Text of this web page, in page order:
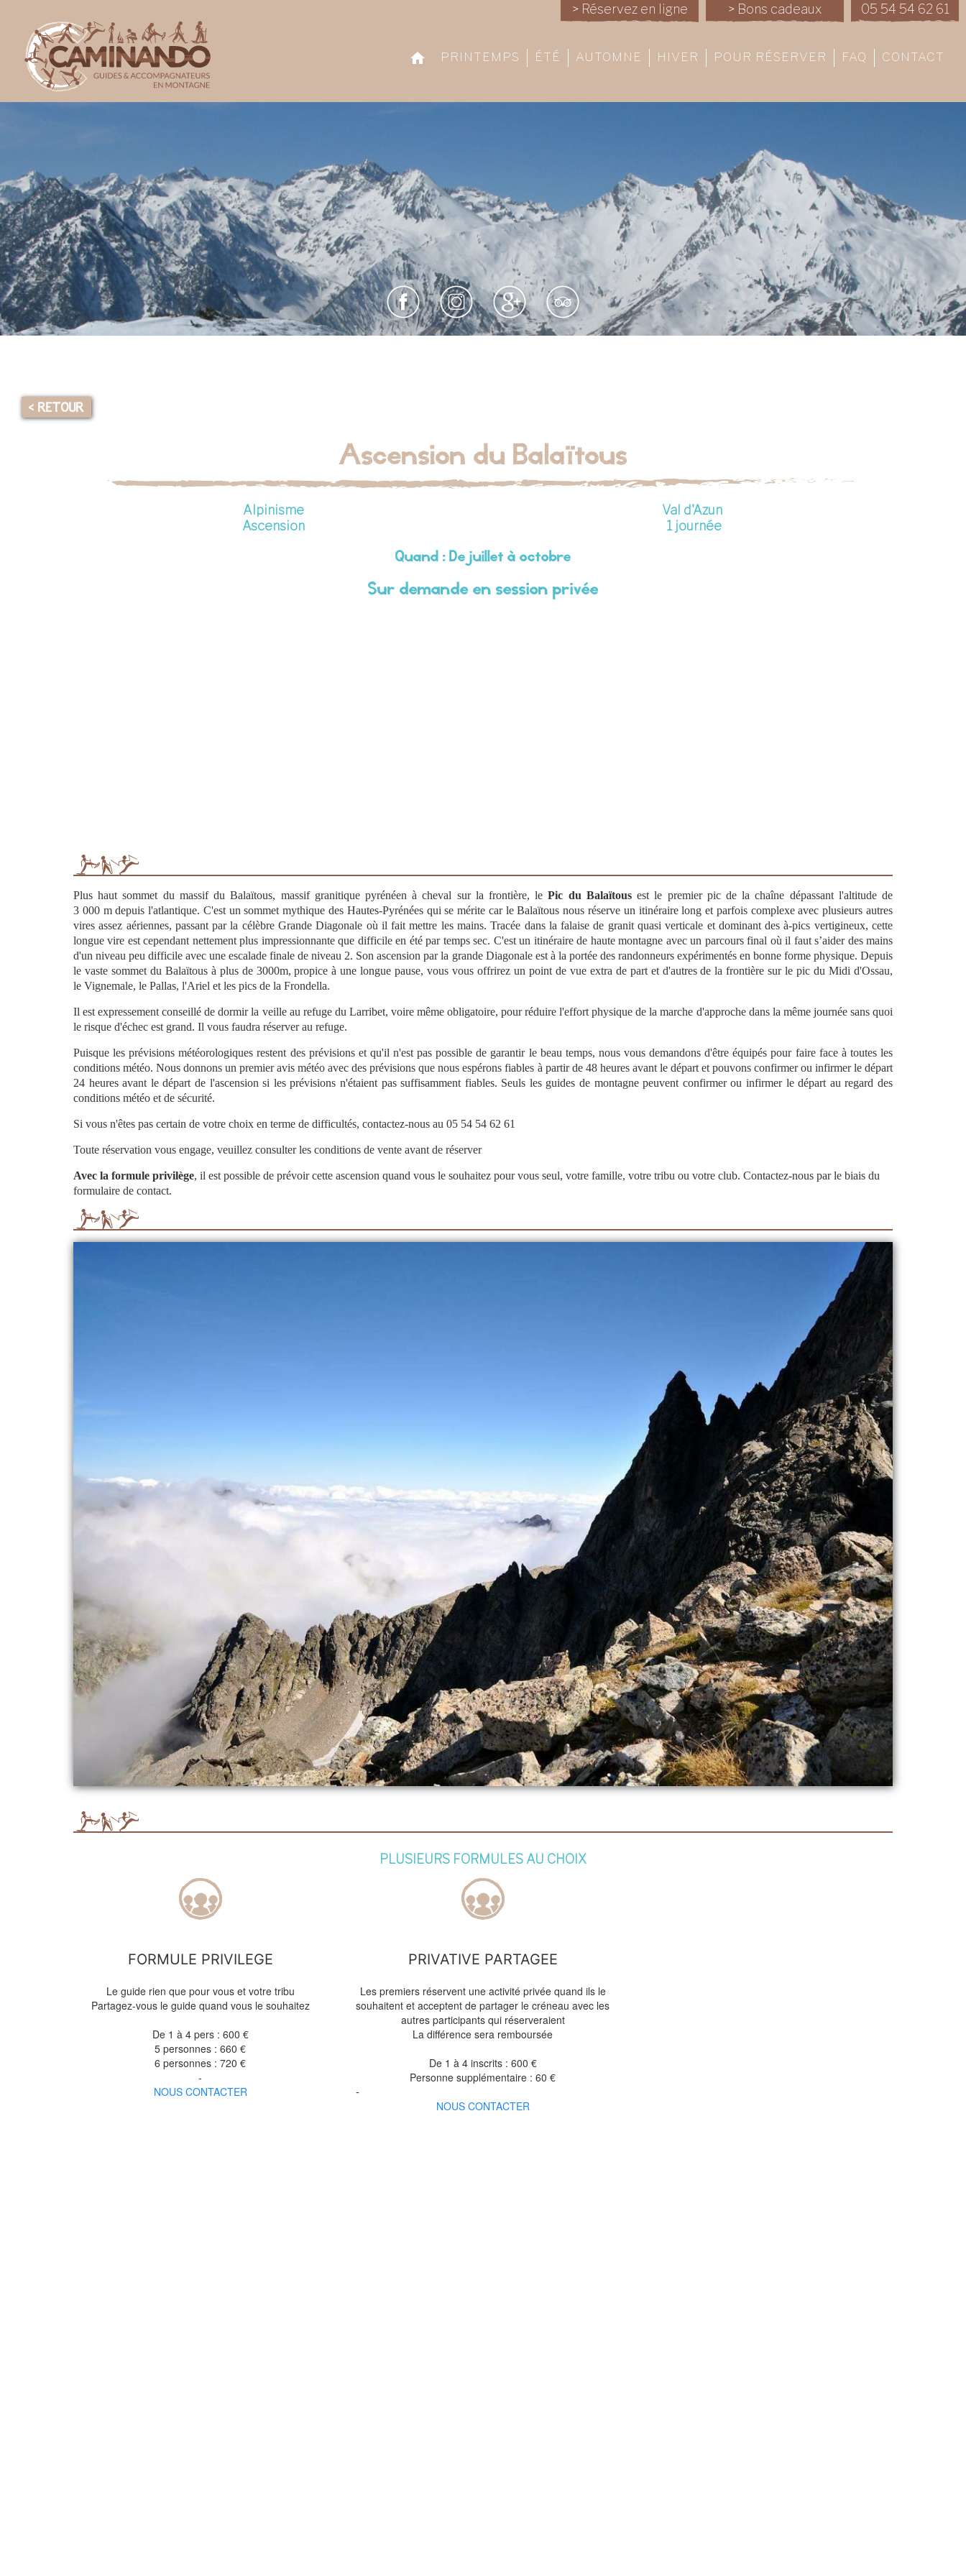
> Réservez en ligne > Bons cadeaux 05 54 54 62 61
PRINTEMPS ÉTÉ AUTOMNE HIVER POUR RÉSERVER FAQ CONTACT
< RETOUR
Ascension du Balaïtous
Alpinisme
Ascension
Val d'Azun
1 journée
Quand : De juillet à octobre
Sur demande en session privée
Plus haut sommet du massif du Balaïtous, massif granitique pyrénéen à cheval sur la frontière, lePic du Balaïtousest le premier pic de la chaîne dépassant l'altitude de
3 000 m depuis l'atlantique. C'est un sommet mythique des Hautes-Pyrénées qui se mérite car le Balaïtous nous réserve un itinéraire long et parfois complexe avec plusieurs autres
vires assez aériennes, passant par la célèbre Grande Diagonale où il fait mettre les mains. Tracée dans la falaise de granit quasi verticale et dominant des à-pics vertigineux, cette
longue vire est cependant nettement plus impressionnante que difficile en été par temps sec. C'est un itinéraire de haute montagne avec un parcours final où il faut s’aider des mains
d'un niveau peu difficile avec une escalade finale de niveau 2. Son ascension par la grande Diagonale est à la portée des randonneurs expérimentés en bonne forme physique. Depuis
le vaste sommet du Balaïtous à plus de 3000m, propice à une longue pause, vous vous offrirez un point de vue extra de part et d'autres de la frontière sur le pic du Midi d'Ossau,
le Vignemale, le Pallas, l'Ariel et les pics de la Frondella.
Il est expressement conseillé de dormir la veille au refuge du Larribet, voire même obligatoire, pour réduire l'effort physique de la marche d'approche dans la même journée sans quoi
le risque d'échec est grand. Il vous faudra réserver au refuge.
Puisque les prévisions météorologiques restent des prévisions et qu'il n'est pas possible de garantir le beau temps, nous vous demandons d'être équipés pour faire face à toutes les
conditions météo. Nous donnons un premier avis météo avec des prévisions que nous espérons fiables à partir de 48 heures avant le départ et pouvons confirmer ou infirmer le départ
24 heures avant le départ de l'ascension si les prévisions n'étaient pas suffisamment fiables. Seuls les guides de montagne peuvent confirmer ou infirmer le départ au regard des
conditions météo et de sécurité.
Si vous n'êtes pas certain de votre choix en terme de difficultés, contactez-nous au 05 54 54 62 61
Toute réservation vous engage, veuillez consulter les conditions de vente avant de réserver
Avec la formule privilège, il est possible de prévoir cette ascension quand vous le souhaitez pour vous seul, votre famille, votre tribu ou votre club. Contactez-nous par le biais du
formulaire de contact.
PLUSIEURS FORMULES AU CHOIX
FORMULE PRIVILEGE
Le guide rien que pour vous et votre tribu
Partagez-vous le guide quand vous le souhaitez
De 1 à 4 pers : 600 €
5 personnes : 660 €
6 personnes : 720 €
-
NOUS CONTACTER
PRIVATIVE PARTAGEE
Les premiers réservent une activité privée quand ils le
souhaitent et acceptent de partager le créneau avec les
autres participants qui réserveraient
La différence sera remboursée
De 1 à 4 inscrits : 600 €
Personne supplémentaire : 60 €
-
NOUS CONTACTER